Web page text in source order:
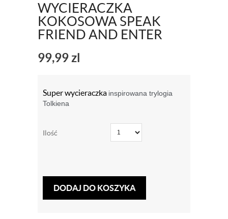
WYCIERACZKA
KOKOSOWA SPEAK
FRIEND AND ENTER
99,99zl
Super wycieraczka inspirowana trylogia
Tolkiena
Ilość
DODAJ DO KOSZYKA